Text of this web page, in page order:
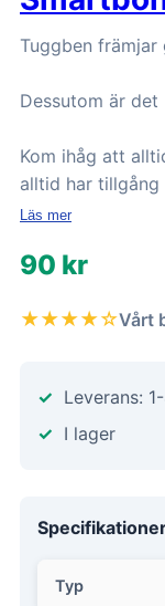
Tuggben
Dessutom är
Kom ihåg att
alltid har
Läs mer
90 kr
★★★★☆Vårt
Leverans:
I lager
Typ